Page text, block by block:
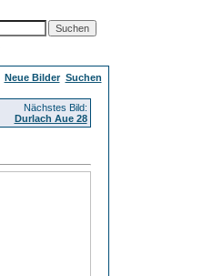
Neue Bilder Suchen
Nächstes Bild:
Durlach Aue 28